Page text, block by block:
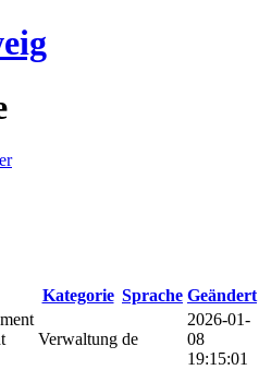
Kategorie Sprache Geändert
Verwaltung de
2026-01-
08
19:15:01